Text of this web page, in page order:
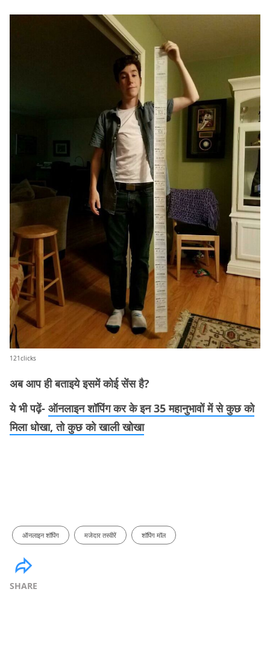
121clicks
अब आप ही बताइये इसमें कोई सेंस है?
ये भी पढ़ें- ऑनलाइन शॉपिंग कर के इन 35 महानुभावों में से कुछ को
मिला धोखा, तो कुछ को खाली खोखा
ऑनलाइन शॉपिंग मजेदार तस्वीरें शॉपिंग मॉल
SHARE